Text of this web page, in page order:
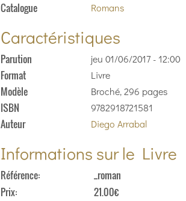
Catalogue Romans
Caractéristiques
Parution jeu 01/06/2017 - 12:00
Format Livre
Modèle Broché, 296 pages
ISBN 9782918721581
Auteur Diego Arrabal
Informations sur le Livre
Référence
_roman
Prix
21.00€